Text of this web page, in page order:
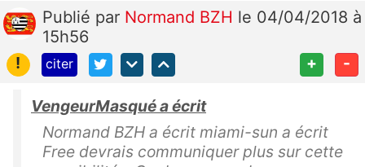
Publié par Normand BZH le 04/04/2018 à
15h56
!
citer + -
VengeurMasqué a écrit
Normand BZH a écrit miami-sun a écrit
Free devrais communiquer plus sur cette